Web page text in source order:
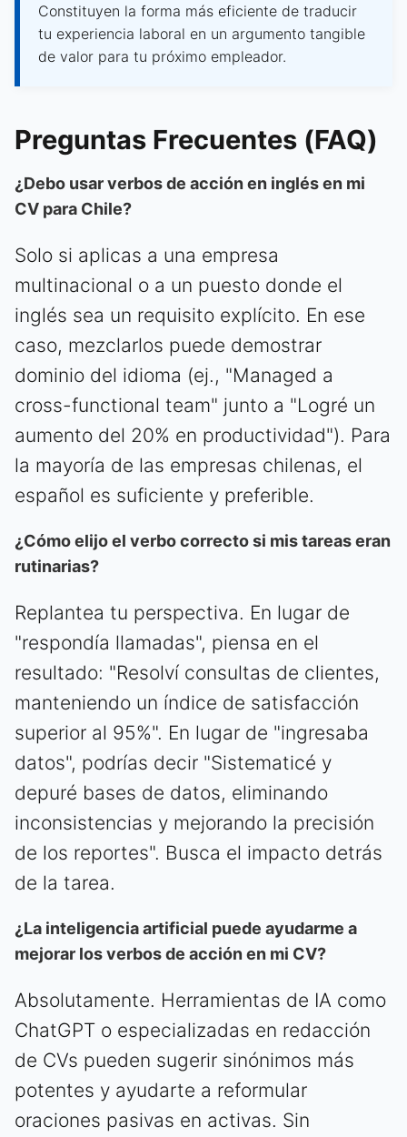
Constituyen la forma más eficiente de traducir
tu experiencia laboral en un argumento tangible
de valor para tu próximo empleador.
Preguntas Frecuentes (FAQ)
¿Debo usar verbos de acción en inglés en mi
CV para Chile?
Solo si aplicas a una empresa
multinacional o a un puesto donde el
inglés sea un requisito explícito. En ese
caso, mezclarlos puede demostrar
dominio del idioma (ej., "Managed a
cross-functional team" junto a "Logré un
aumento del 20% en productividad"). Para
la mayoría de las empresas chilenas, el
español es suficiente y preferible.
¿Cómo elijo el verbo correcto si mis tareas eran
rutinarias?
Replantea tu perspectiva. En lugar de
"respondía llamadas", piensa en el
resultado: "Resolví consultas de clientes,
manteniendo un índice de satisfacción
superior al 95%". En lugar de "ingresaba
datos", podrías decir "Sistematicé y
depuré bases de datos, eliminando
inconsistencias y mejorando la precisión
de los reportes". Busca el impacto detrás
de la tarea.
¿La inteligencia artificial puede ayudarme a
mejorar los verbos de acción en mi CV?
Absolutamente. Herramientas de IA como
ChatGPT o especializadas en redacción
de CVs pueden sugerir sinónimos más
potentes y ayudarte a reformular
oraciones pasivas en activas. Sin